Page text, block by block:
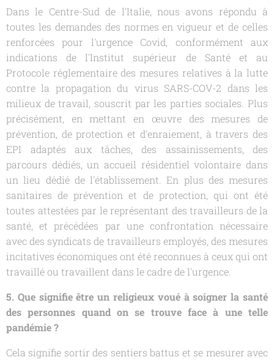
Dans le Centre-Sud de l'Italie, nous avons répondu à
toutes les demandes des normes en vigueur et de celles
renforcées pour l'urgence Covid, conformément aux
indications de l'Institut supérieur de Santé et au
Protocole réglementaire des mesures relatives à la lutte
contre la propagation du virus SARS-COV-2 dans les
milieux de travail, souscrit par les parties sociales. Plus
précisément, en mettant en œuvre des mesures de
prévention, de protection et d'enraiement, à travers des
EPI adaptés aux tâches, des assainissements, des
parcours dédiés, un accueil résidentiel volontaire dans
un lieu dédié de l'établissement. En plus des mesures
sanitaires de prévention et de protection, qui ont été
toutes attestées par le représentant des travailleurs de la
santé, et précédées par une confrontation nécessaire
avec des syndicats de travailleurs employés, des mesures
incitatives économiques ont été reconnues à ceux qui ont
travaillé ou travaillent dans le cadre de l'urgence.
5. Que signifie être un religieux voué à soigner la santé
des personnes quand on se trouve face à une telle
pandémie ?
Cela signifie sortir des sentiers battus et se mesurer avec